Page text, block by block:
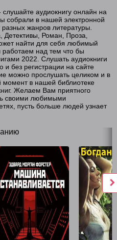
аудиокнигу онлайн на
собрали в нашей электронной
жанров литературы.
Детективы, Роман, Проза,
найти для себя любимый
над тем что бы
2022. Слушать аудиокниги
без регистрации на сайте
можно прослушать целиком и в
в нашей библиотеке
Желаем Вам приятного
своими любимыми
пусть больше людей узнает